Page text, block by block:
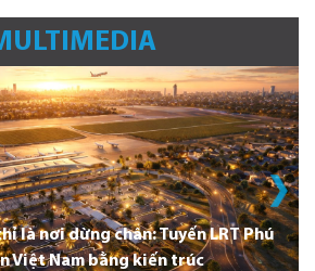
là nơi dừng chân: Tuyến LRT Phú
Việt Nam bằng kiến trúc